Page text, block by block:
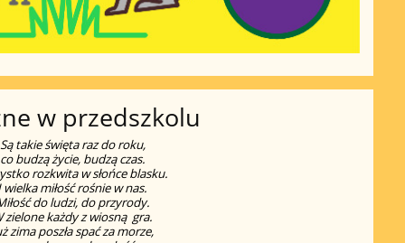
w przedszkolu
Są takie święta raz do roku,
co budzą życie, budzą czas.
rozkwita w słońce blasku.
wielka miłość rośnie w nas.
do ludzi, do przyrody.
zielone każdy z wiosną gra.
zima poszła spać za morze,